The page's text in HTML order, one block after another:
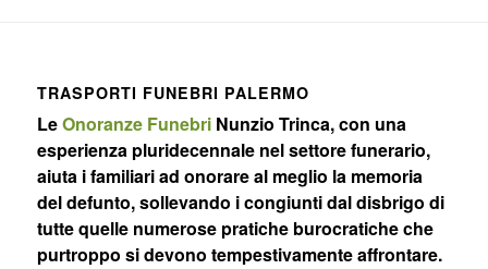
TRASPORTI FUNEBRI PALERMO
LeOnoranze FunebriNunzio Trinca, con una
esperienza pluridecennale nel settore funerario,
aiuta i familiari ad onorare al meglio la memoria
del defunto, sollevando i congiunti dal disbrigo di
tutte quelle numerose pratiche burocratiche che
purtroppo si devono tempestivamente affrontare.